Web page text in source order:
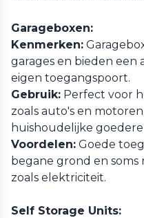
Garageboxen:
Kenmerken:
garages en bieden
eigen toegangspoort.
Gebruik: Perfect voor
zoals auto's en
huishoudelijke
Voordelen: Goede
begane grond en
zoals elektriciteit.
Self Storage Units: